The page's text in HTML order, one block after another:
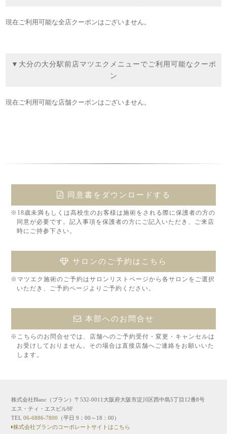
現在ご利用可能な全店クーポンはございません。
▼大分の大分駅前店マツエクメニューでご利用可能なクーポ
ン
現在ご利用可能な店舗クーポンはございません。
同意書をダウンロードする
※18歳未満もしくは高校生のお客様は施術をされる際に保護者の方の
同意が必要です。記入事項を保護者の方にご記入いただき、ご来店
時にご持参下さい。
サロンのご予約はこちら
※マツエク施術のご予約はサロンリストページから各サロンをご選択
いただき、ご予約ページよりご予約ください。
本部へのお問合せ
※こちらのお問合せでは、店舗へのご予約受付・変更・キャンセルは
お受けしておりません。その場合は直接店舗へご連絡をお願いいた
します。
株式会社Blanc（ブラン）〒532-0011大阪府大阪市淀川区西中島5丁目12番8号
エス・ティ・エスビル9F
TEL06-6886-7800
（平日 9：00～18：00）
株式会社ブランのコーポレートサイトはこちら